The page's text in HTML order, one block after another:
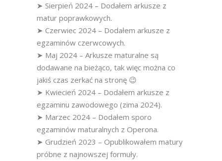
➤ Sierpień 2024 – Dodałem arkusze z
matur poprawkowych.
➤ Czerwiec 2024 – Dodałem arkusze z
egzaminów czerwcowych.
➤ Maj 2024 – Arkusze maturalne są
dodawane na bieżąco, tak więc można co
jakiś czas zerkać na stronę 😉
➤ Kwiecień 2024 – Dodałem arkusze z
egzaminu zawodowego (zima 2024).
➤ Marzec 2024 – Dodałem sporo
egzaminów maturalnych z Operona.
➤ Grudzień 2023 – Opublikowałem matury
próbne z najnowszej formuły.